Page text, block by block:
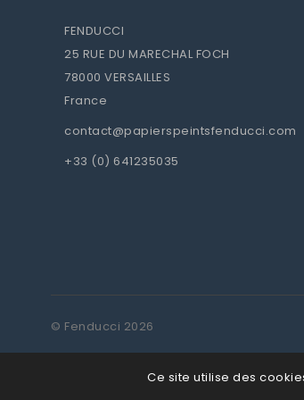
FENDUCCI
25 RUE DU MARECHAL FOCH
78000 VERSAILLES
France
contact@papierspeintsfenducci.com
+33 (0) 641235035
Ce site utilise des
© Fenducci 2026